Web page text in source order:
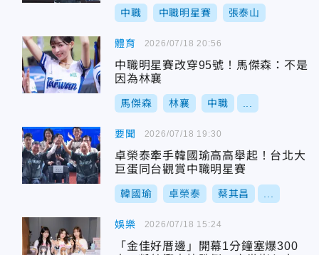
中職 中職明星賽 張泰山
體育
中職明星賽改穿95號！馬傑森：不是
因為林襄
馬傑森 林襄 中職
2026/07/18 20:56
要聞
卓榮泰牽手韓國瑜高高舉起！台北大
巨蛋同台觀賞中職明星賽
韓國瑜 卓榮泰 蔡其昌
2026/07/18 19:30
娛樂
「金佳好厝邊」開幕1分鐘塞爆300
2026/07/18 15:24